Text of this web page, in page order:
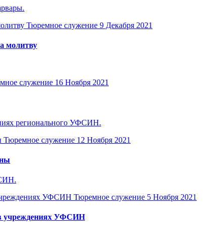
Тюремное служение 9 Декабря 2021
молитву
служение 16 Ноября 2021
регионального УФСИН.
Тюремное служение 12 Ноября 2021
Тюремное служение 5 Ноября 2021
учреждениях УФСИН